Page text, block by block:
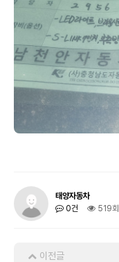
태양자동차
0건
519회
이전글